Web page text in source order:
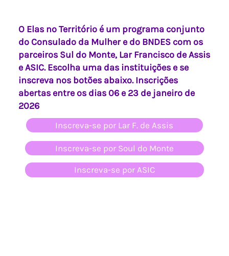
Inscreva-se por Soul do Monte
Inscreva-se por Lar F. de Assis
O Elas no Território é um programa conjunto
do Consulado da Mulher e do BNDES com os
parceiros Sul do Monte, Lar Francisco de Assis
e ASIC. Escolha uma das instituições e se
inscreva nos botões abaixo. Inscrições
abertas entre os dias 06 e 23 de janeiro de
2026
Inscreva-se por ASIC